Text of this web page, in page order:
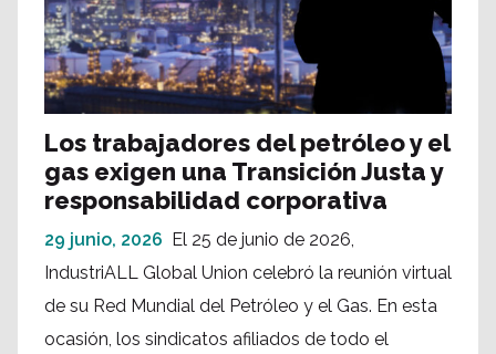
Los trabajadores del petróleo y el
gas exigen una Transición Justa y
responsabilidad corporativa
29 junio, 2026
El 25 de junio de 2026,
IndustriALL Global Union celebró la reunión virtual
de su Red Mundial del Petróleo y el Gas. En esta
ocasión, los sindicatos afiliados de todo el